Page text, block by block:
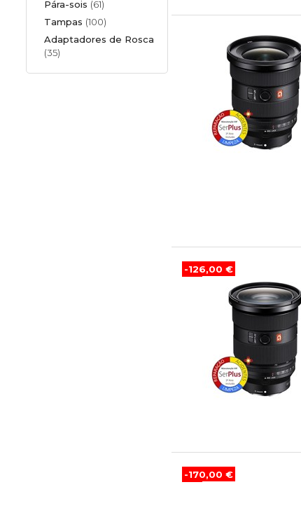
Pára-sois (61)
Tampas (100)
Adaptadores de Rosca
(35)
-126,00 €
-170,00 €